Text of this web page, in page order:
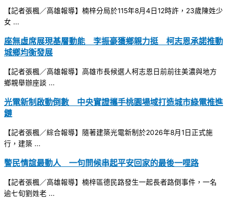
【記者張楓／高雄報導】楠梓分局於115年8月4日12時許，23歲陳姓少
女 ...
座無虛席展現基層動能 李振豪獲鄉親力挺 柯志恩承諾推動
城鄉均衡發展
【記者張楓／高雄報導】高雄市長候選人柯志恩日前前往美濃與地方
鄉親舉辦座談 ...
光電新制啟動倒數 中央實證攜手桃園場域打造城市綠電推進
鏈
【記者張楓／綜合報導】隨著建築光電新制於2026年8月1日正式施
行，建築 ...
警民情誼最動人 一句問候串起平安回家的最後一哩路
【記者張楓／高雄報導】楠梓區德民路發生一起長者路倒事件，一名
逾七旬劉姓老 ...